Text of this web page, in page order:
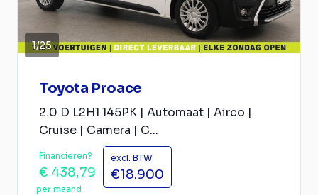
1/25
Toyota Proace
2.0 D L2H1 145PK | Automaat | Airco |
Cruise | Camera | C...
Financieren?
€ 438,79
per maand
excl. BTW
€18.900